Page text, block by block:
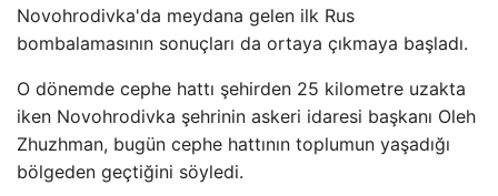
Novohrodivka'da meydana gelen ilk Rus
bombalamasının sonuçları da ortaya çıkmaya başladı.
O dönemde cephe hattı şehirden 25 kilometre uzakta
iken Novohrodivka şehrinin askeri idaresi başkanı Oleh
Zhuzhman, bugün cephe hattının toplumun yaşadığı
bölgeden geçtiğini söyledi.